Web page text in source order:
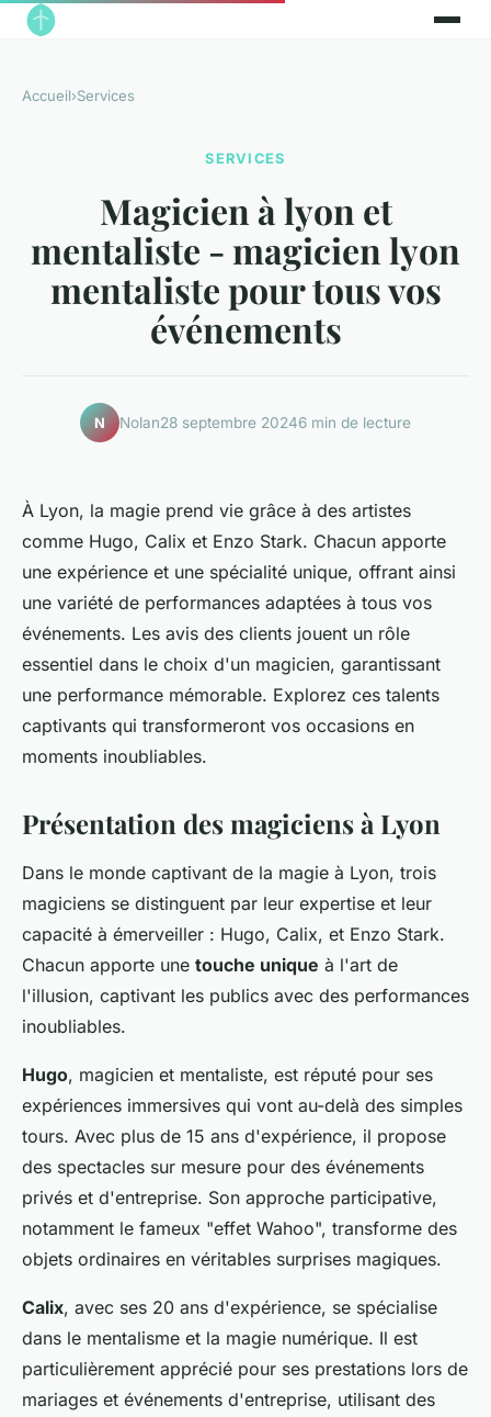
Accueil›Services
SERVICES
Magicien à lyon et
mentaliste - magicien lyon
mentaliste pour tous vos
événements
N Nolan28 septembre 20246 min de lecture
À Lyon, la magie prend vie grâce à des artistes
comme Hugo, Calix et Enzo Stark. Chacun apporte
une expérience et une spécialité unique, offrant ainsi
une variété de performances adaptées à tous vos
événements. Les avis des clients jouent un rôle
essentiel dans le choix d'un magicien, garantissant
une performance mémorable. Explorez ces talents
captivants qui transformeront vos occasions en
moments inoubliables.
Présentation des magiciens à Lyon
Dans le monde captivant de la magie à Lyon, trois
magiciens se distinguent par leur expertise et leur
capacité à émerveiller : Hugo, Calix, et Enzo Stark.
Chacun apporte une touche unique à l'art de
l'illusion, captivant les publics avec des performances
inoubliables.
Hugo, magicien et mentaliste, est réputé pour ses
expériences immersives qui vont au-delà des simples
tours. Avec plus de 15 ans d'expérience, il propose
des spectacles sur mesure pour des événements
privés et d'entreprise. Son approche participative,
notamment le fameux "effet Wahoo", transforme des
objets ordinaires en véritables surprises magiques.
Calix, avec ses 20 ans d'expérience, se spécialise
dans le mentalisme et la magie numérique. Il est
particulièrement apprécié pour ses prestations lors de
mariages et événements d'entreprise, utilisant des